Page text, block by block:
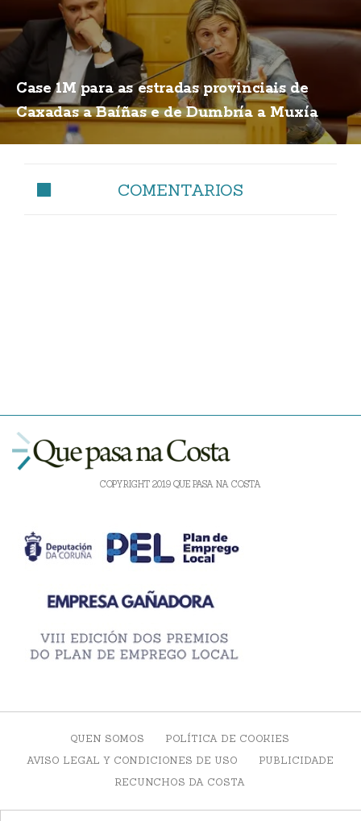
Case 1M para as estradas provinciais de
Caxadas a Baíñas e de Dumbría a Muxía
COMENTARIOS
COPYRIGHT 2019 QUE PASA NA COSTA
QUEN SOMOS
POLÍTICA DE COOKIES
AVISO LEGAL Y CONDICIONES DE USO
PUBLICIDADE
RECUNCHOS DA COSTA